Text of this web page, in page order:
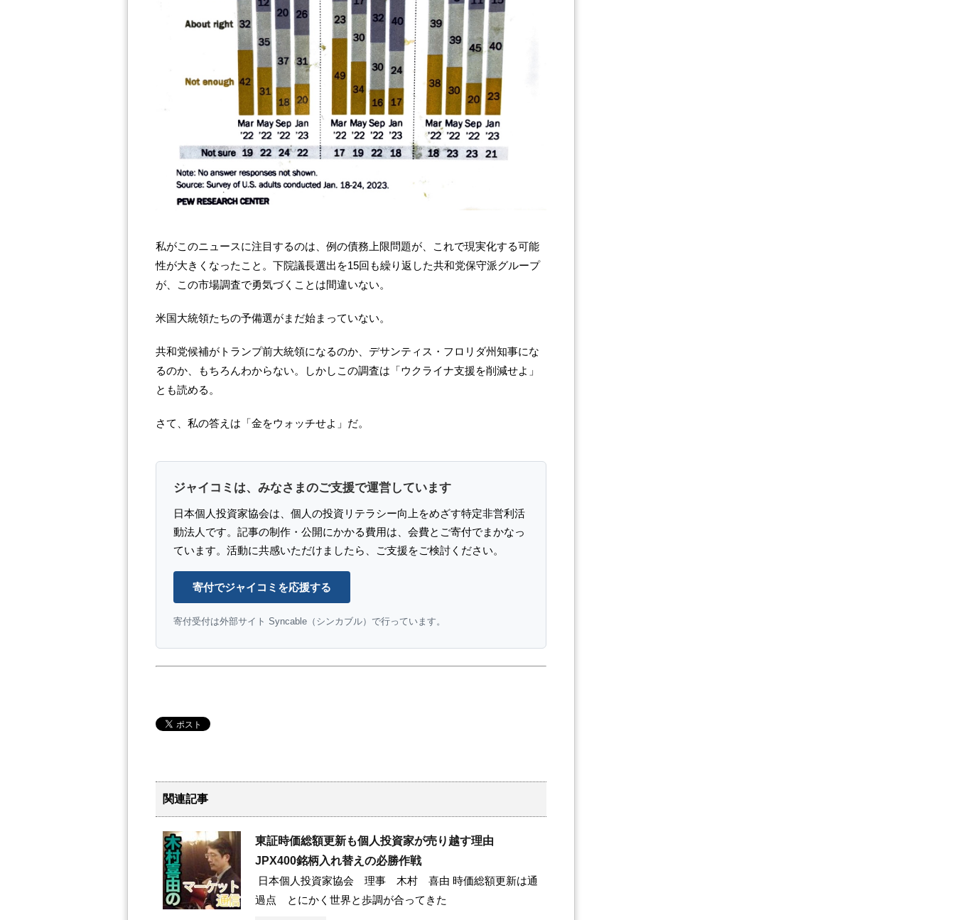
私がこのニュースに注目するのは、例の債務上限問題が、これで現実化する可能
性が大きくなったこと。下院議長選出を15回も繰り返した共和党保守派グループ
が、この市場調査で勇気づくことは間違いない。
米国大統領たちの予備選がまだ始まっていない。
共和党候補がトランプ前大統領になるのか、デサンティス・フロリダ州知事にな
るのか、もちろんわからない。しかしこの調査は「ウクライナ支援を削減せよ」
とも読める。
さて、私の答えは「金をウォッチせよ」だ。
ジャイコミは、みなさまのご支援で運営しています
日本個人投資家協会は、個人の投資リテラシー向上をめざす特定非営利活
動法人です。記事の制作・公開にかかる費用は、会費とご寄付でまかなっ
ています。活動に共感いただけましたら、ご支援をご検討ください。
寄付でジャイコミを応援する
寄付受付は外部サイト Syncable（シンカブル）で行っています。
関連記事
東証時価総額更新も個人投資家が売り越す理由
JPX400銘柄入れ替えの必勝作戦
日本個人投資家協会 理事 木村 喜由 時価総額更新は通
過点 とにかく世界と歩調が合ってきた